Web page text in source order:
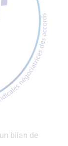
bilan de